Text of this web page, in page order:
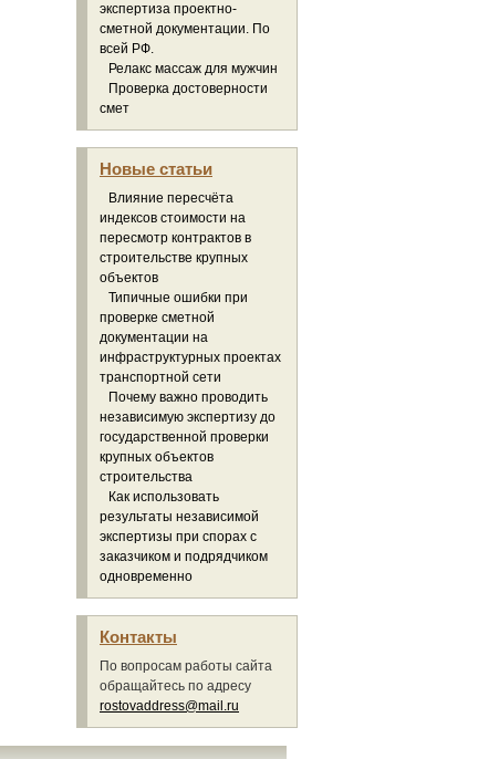
экспертиза проектно-
сметной документации. По
всей РФ.
Релакс массаж для мужчин
Проверка достоверности
смет
Новые статьи
Влияние пересчёта
индексов стоимости на
пересмотр контрактов в
строительстве крупных
объектов
Типичные ошибки при
проверке сметной
документации на
инфраструктурных проектах
транспортной сети
Почему важно проводить
независимую экспертизу до
государственной проверки
крупных объектов
строительства
Как использовать
результаты независимой
экспертизы при спорах с
заказчиком и подрядчиком
одновременно
Контакты
По вопросам работы сайта
обращайтесь по адресу
rostovaddress@mail.ru